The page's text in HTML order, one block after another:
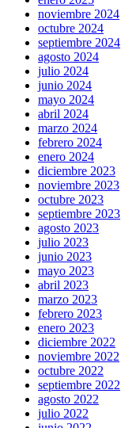
noviembre 2024
octubre 2024
septiembre 2024
agosto 2024
julio 2024
junio 2024
mayo 2024
abril 2024
marzo 2024
febrero 2024
enero 2024
diciembre 2023
noviembre 2023
octubre 2023
septiembre 2023
agosto 2023
julio 2023
junio 2023
mayo 2023
abril 2023
marzo 2023
febrero 2023
enero 2023
diciembre 2022
noviembre 2022
octubre 2022
septiembre 2022
agosto 2022
julio 2022